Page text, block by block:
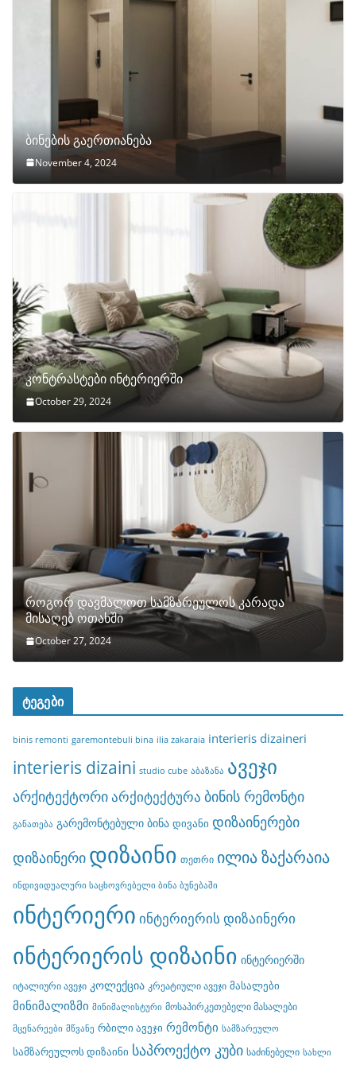
ბინების გაერთიანება
November 4, 2024
კონტრასტები ინტერიერში
October 29, 2024
როგორ დავმალოთ სამზარეულოს კარადა
მისაღებ ოთახში
October 27, 2024
ტეგები
binis remonti garemontebuli bina ilia zakaraia interieris dizaineri
interieris dizaini studio cube აბაზანა ავეჯი
არქიტექტორიარქიტექტურა ბინის რემონტი
განათება გარემონტებული ბინა დივანი დიზაინერები
დიზაინერი დიზაინი თეთრი ილია ზაქარაია
ინდივიდუალური საცხოვრებელი ბინა ბუნებაში
ინტერიერი ინტერიერის დიზაინერი
ინტერიერის დიზაინი ინტერიერში
იტალიური ავეჯი კოლექცია კრეატიული ავეჯი მასალები
მინიმალიზმი მინიმალისტური მოსაპირკეთებელი მასალები
მცენარეები მწვანე რბილი ავეჯი რემონტი სამზარეულო
სამზარეულოს დიზაინი საპროექტო კუბი საძინებელი სახლი